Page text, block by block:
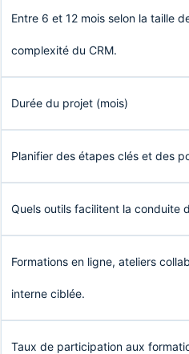
Entre 6 et 12 mois selon la taille
complexité du CRM.
Durée du projet (mois)
Planifier des étapes clés et des
Quels outils facilitent la conduite
Formations en ligne, ateliers
interne ciblée.
Taux de participation aux